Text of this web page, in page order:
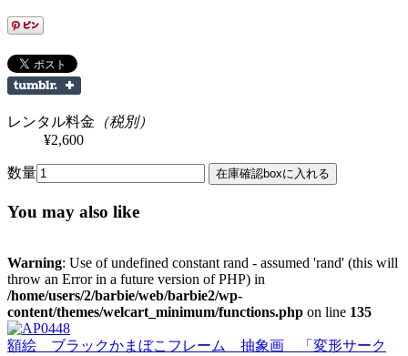
レンタル料金 （税別）
¥2,600
数量
You may also like
Warning: Use of undefined constant rand - assumed 'rand' (this will
throw an Error in a future version of PHP) in
/home/users/2/barbie/web/barbie2/wp-
content/themes/welcart_minimum/functions.php on line 135
額絵 ブラックかまぼこフレーム 抽象画 「変形サーク